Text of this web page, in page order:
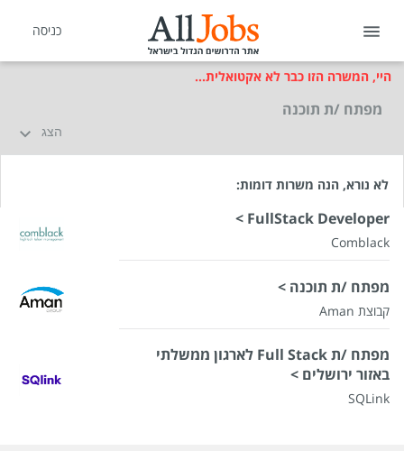
כניסה
היי, המשרה הזו כבר לא אקטואלית...
מפתח /ת תוכנה
הצג
לא נורא, הנה משרות דומות:
FullStack Developer >
Comblack
מפתח /ת תוכנה >
קבוצת Aman
מפתח /ת Full Stack לארגון ממשלתי
באזור ירושלים >
SQLink